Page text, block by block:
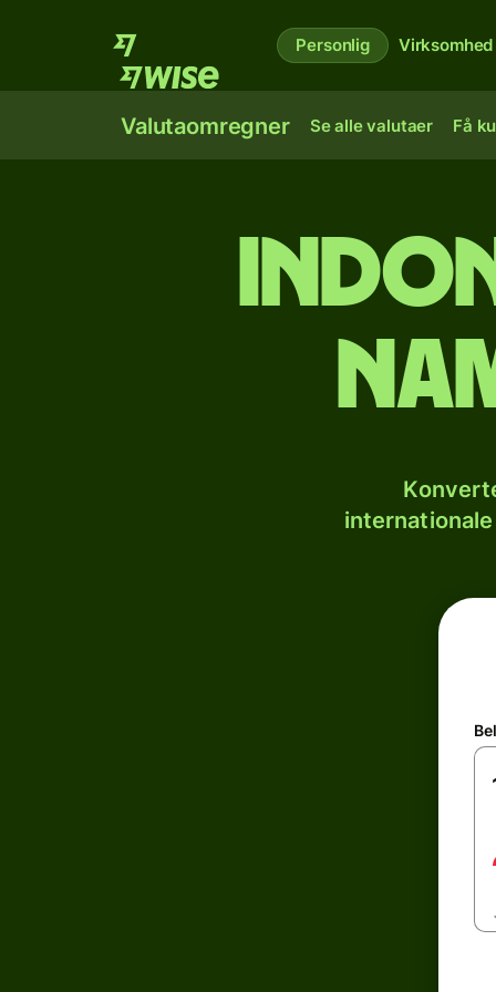
Personlig Virksomhed
Valutaomregner Se alle valutaer Få